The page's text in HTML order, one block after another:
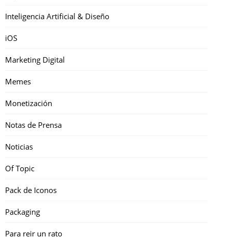
Inteligencia Artificial & Diseño
iOS
Marketing Digital
Memes
Monetización
Notas de Prensa
Noticias
Of Topic
Pack de Iconos
Packaging
Para reir un rato